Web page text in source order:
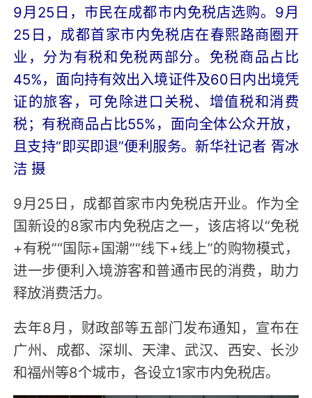
9月25日，市民在成都市内免税店选购。 9月
25日，成都首家市内免税店在春熙路商圈开
业，分为有税和免税两部分。免税商品占比
45%，面向持有效出入境证件及60日内出境凭
证的旅客，可免除进口关税、增值税和消费
税；有税商品占比55%，面向全体公众开放，
且支持“即买即退”便利服务。 新华社记者 胥冰
洁 摄
9月25日，成都首家市内免税店开业。作为全
国新设的8家市内免税店之一，该店将以“免税
+有税”“国际+国潮”“线下+线上”的购物模式，
进一步便利入境游客和普通市民的消费，助力
释放消费活力。
去年8月，财政部等五部门发布通知，宣布在
广州、成都、深圳、天津、武汉、西安、长沙
和福州等8个城市，各设立1家市内免税店。